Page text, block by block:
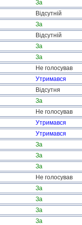
За
Відсутній
За
Відсутній
За
За
Не голосував
Утримався
Відсутня
За
Не голосував
Утримався
Утримався
За
За
За
Не голосував
За
За
За
За